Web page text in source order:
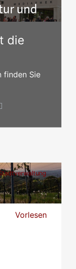
und
die
finden Sie
Vorlesen